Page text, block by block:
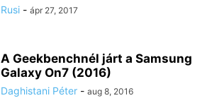
Rusi - ápr 27, 2017
A Geekbenchnél járt a Samsung
Galaxy On7 (2016)
Daghistani Péter - aug 8, 2016